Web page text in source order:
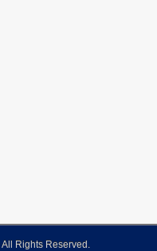
All Rights Reserved.